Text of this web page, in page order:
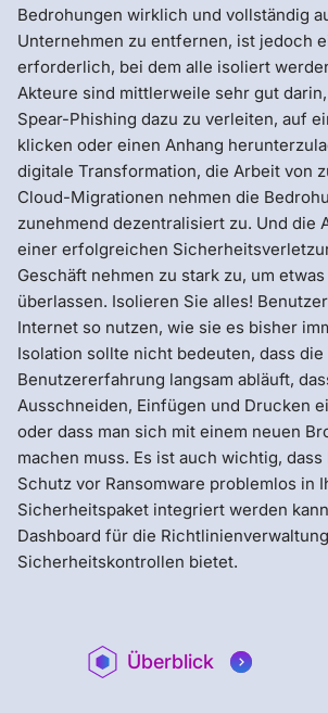
Bedrohungen wirklich und vollständig
Unternehmen zu entfernen, ist jedoch
erforderlich, bei dem alle isoliert
Akteure sind mittlerweile sehr gut
Spear-Phishing dazu zu verleiten, auf
klicken oder einen Anhang
digitale Transformation, die Arbeit von
Cloud-Migrationen nehmen die
zunehmend dezentralisiert zu. Und die
einer erfolgreichen
Geschäft nehmen zu stark zu, um
überlassen. Isolieren Sie alles!
Internet so nutzen, wie sie es bisher
Isolation sollte nicht bedeuten, dass die
Benutzererfahrung langsam abläuft,
Ausschneiden, Einfügen und Drucken
oder dass man sich mit einem neuen
machen muss. Es ist auch wichtig, dass
Schutz vor Ransomware problemlos in
Sicherheitspaket integriert werden
Dashboard für die
Sicherheitskontrollen bietet.
Überblick